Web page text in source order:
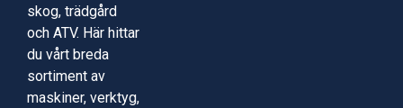
skog, trädgård
och ATV. Här hittar
du vårt breda
sortiment av
maskiner, verktyg,